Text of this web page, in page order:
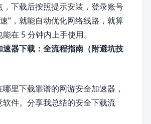
下载后按照提示安装，登录账号
”，就能自动优化网络线路，就算
在 5 分钟内上手使用。
器下载：全流程指南（附避坑技
里下载靠谱的网游安全加速器，
件。分享我总结的安全下载流